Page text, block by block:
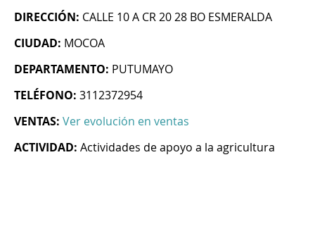
DIRECCIÓN: CALLE 10 A CR 20 28 BO ESMERALDA
CIUDAD: MOCOA
DEPARTAMENTO: PUTUMAYO
TELÉFONO: 3112372954
VENTAS: Ver evolución en ventas
ACTIVIDAD: Actividades de apoyo a la agricultura